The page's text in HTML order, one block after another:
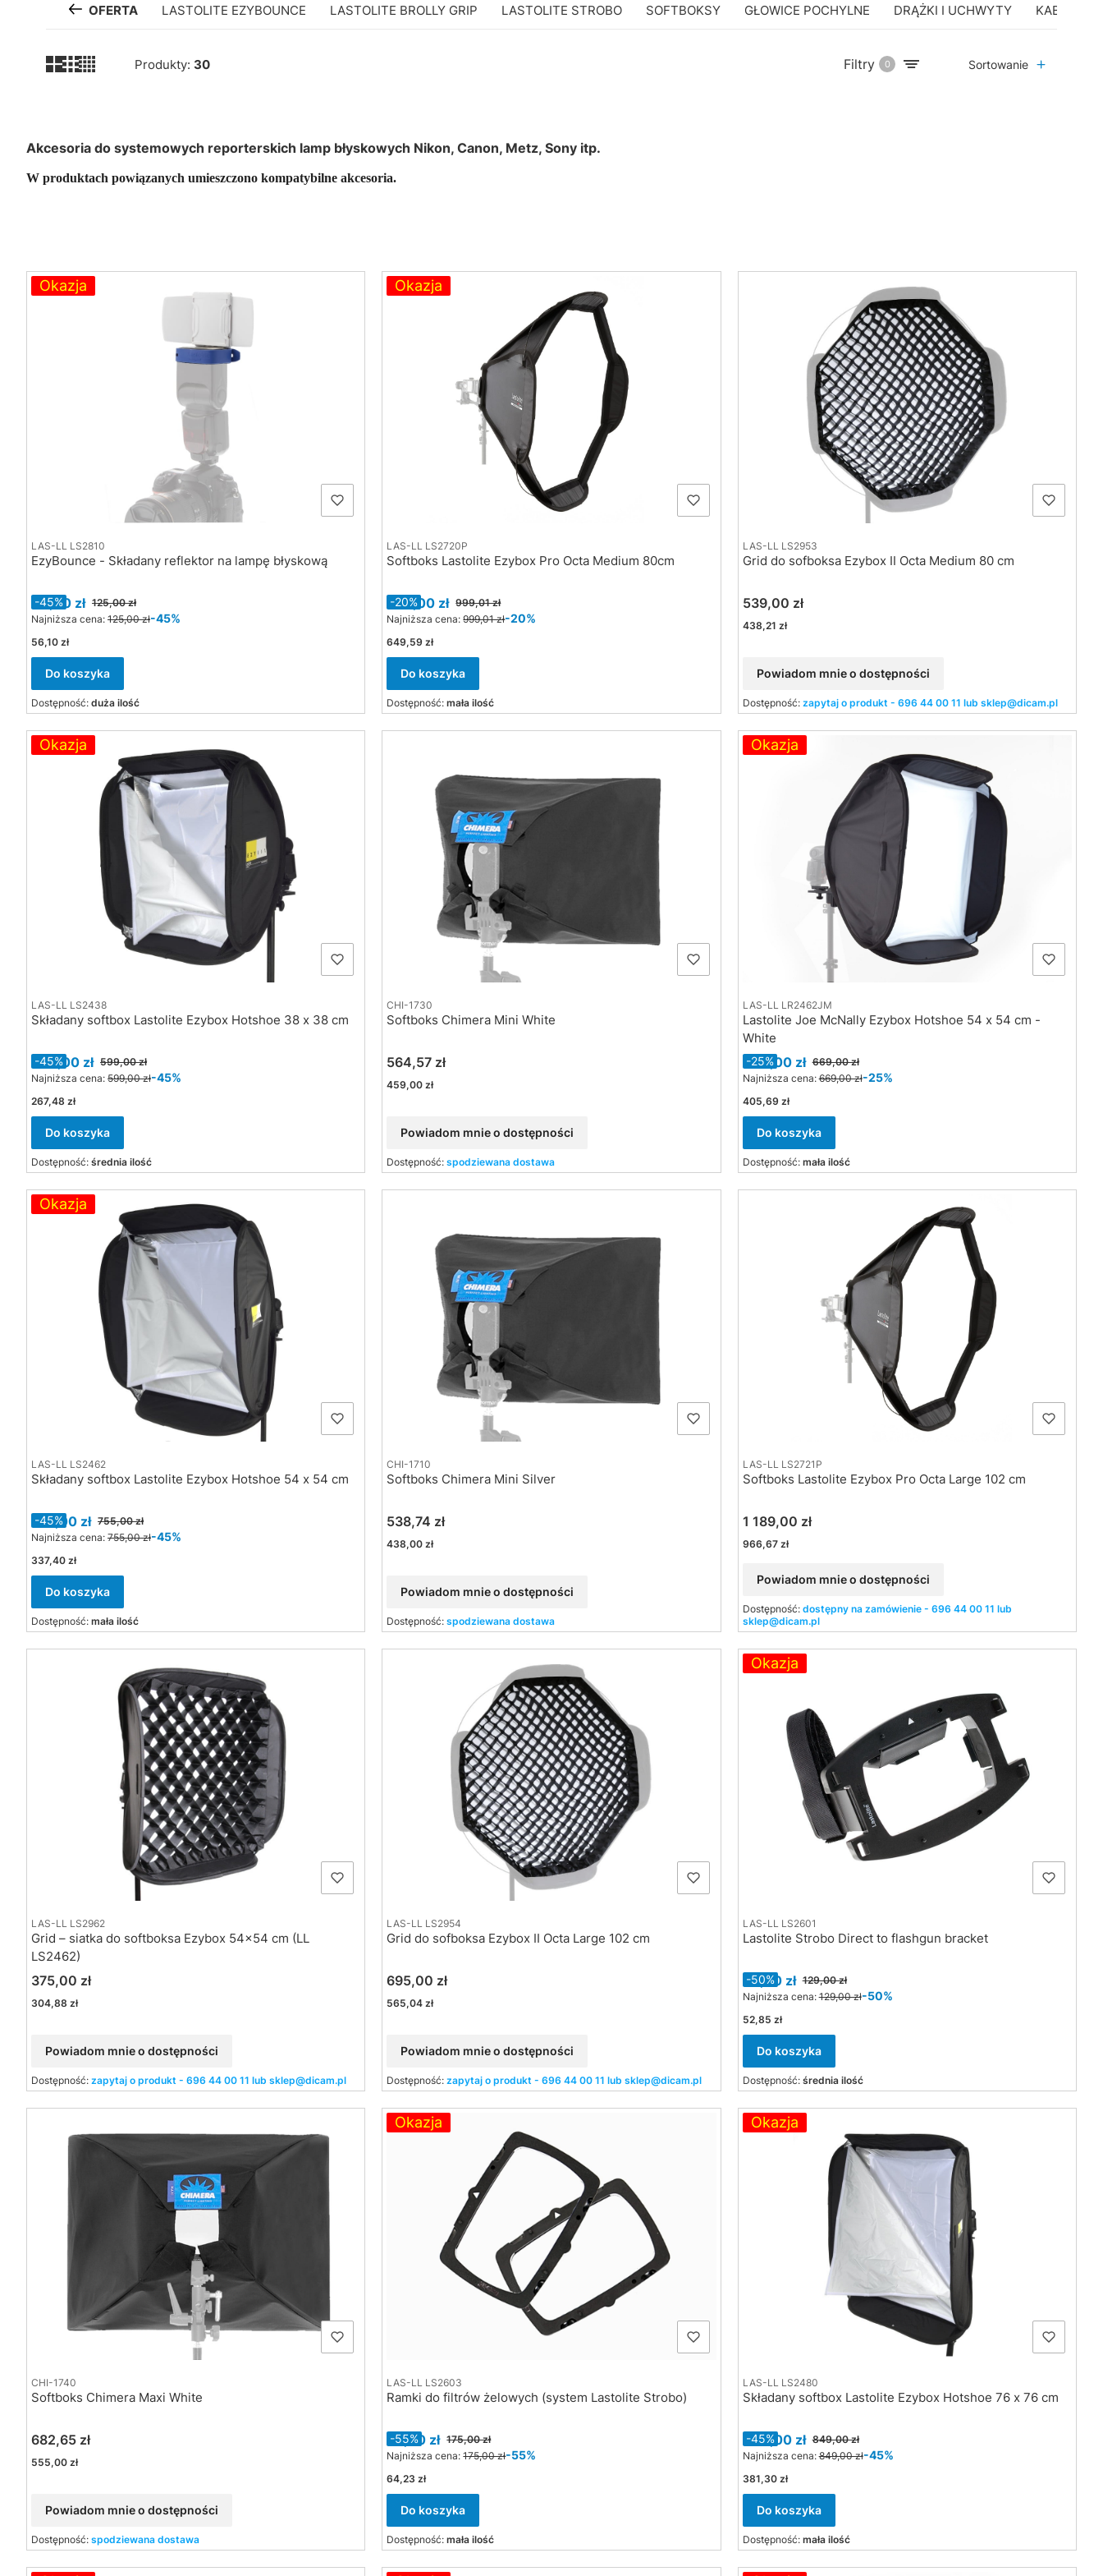
OFERTA LASTOLITE EZYBOUNCE LASTOLITE BROLLY GRIP LASTOLITE STROBO SOFTBOKSY GŁOWICE POCHYLNE DRĄŻKI I UCHWYTY KABLE
Produkty: 30 Filtry 0 Sortowanie
Akcesoria do systemowych reporterskich lamp błyskowych Nikon, Canon, Metz, Sony itp.
W produktach powiązanych umieszczono kompatybilne akcesoria.
Lista produktów
Okazja
LAS-LL LS2810
EzyBounce - Składany reflektor na lampę błyskową
Cena promocyjna
69,00 zł 125,00 zł
-45%
Najniższa cena: 125,00 zł-45%
Cena
56,10 zł
Do koszyka
Dostępność: duża ilość
Okazja
LAS-LL LS2720P
Softboks Lastolite Ezybox Pro Octa Medium 80cm
Cena promocyjna
799,00 zł 999,01 zł
-20%
Najniższa cena: 999,01 zł-20%
Cena
649,59 zł
Do koszyka
Dostępność:mała ilość
LAS-LL LS2953
Grid do sofboksa Ezybox II Octa Medium 80 cm
Cena
539,00 zł
Cena
438,21 zł
Powiadom mnie o dostępności
Dostępność: zapytaj o produkt - 696 44 00 11 lub sklep@dicam.pl
Okazja
LAS-LL LS2438
Składany softbox Lastolite Ezybox Hotshoe 38 x 38 cm
Cena promocyjna
329,00 zł 599,00 zł
-45%
Najniższa cena: 599,00 zł-45%
Cena
267,48 zł
Do koszyka
Dostępność: średnia ilość
CHI-1730
Softboks Chimera Mini White
Cena
564,57 zł
Cena
459,00 zł
Powiadom mnie o dostępności
Dostępność:spodziewana dostawa
Okazja
LAS-LL LR2462JM
Lastolite Joe McNally Ezybox Hotshoe 54 x 54 cm -
White
Cena promocyjna
499,00 zł 669,00 zł
-25%
Najniższa cena: 669,00 zł-25%
Cena
405,69 zł
Do koszyka
Dostępność: mała ilość
Okazja
LAS-LL LS2462
Składany softbox Lastolite Ezybox Hotshoe 54 x 54 cm
Cena promocyjna
415,00 zł 755,00 zł
-45%
Najniższa cena: 755,00 zł-45%
Cena
337,40 zł
Do koszyka
Dostępność: mała ilość
CHI-1710
Softboks Chimera Mini Silver
Cena
538,74 zł
Cena
438,00 zł
Powiadom mnie o dostępności
Dostępność:spodziewana dostawa
LAS-LL LS2721P
Softboks Lastolite Ezybox Pro Octa Large 102 cm
Cena
1 189,00 zł
Cena
966,67 zł
Powiadom mnie o dostępności
Dostępność: dostępny na zamówienie - 696 44 00 11 lub
sklep@dicam.pl
LAS-LL LS2962
Grid – siatka do softboksa Ezybox 54x54 cm (LL
LS2462)
Cena
375,00 zł
Cena
304,88 zł
Powiadom mnie o dostępności
Dostępność: zapytaj o produkt - 696 44 00 11 lub sklep@dicam.pl
LAS-LL LS2954
Grid do sofboksa Ezybox II Octa Large 102 cm
Cena
695,00 zł
Cena
565,04 zł
Powiadom mnie o dostępności
Dostępność:zapytaj o produkt - 696 44 00 11 lub sklep@dicam.pl
Okazja
LAS-LL LS2601
Lastolite Strobo Direct to flashgun bracket
Cena promocyjna
65,00 zł 129,00 zł
-50%
Najniższa cena: 129,00 zł-50%
Cena
52,85 zł
Do koszyka
Dostępność: średnia ilość
CHI-1740
Softboks Chimera Maxi White
Cena
682,65 zł
Cena
555,00 zł
Powiadom mnie o dostępności
Dostępność: spodziewana dostawa
Okazja
LAS-LL LS2603
Ramki do filtrów żelowych (system Lastolite Strobo)
Cena promocyjna
79,00 zł 175,00 zł
-55%
Najniższa cena: 175,00 zł-55%
Cena
64,23 zł
Do koszyka
Dostępność:mała ilość
Okazja
LAS-LL LS2480
Składany softbox Lastolite Ezybox Hotshoe 76 x 76 cm
Cena promocyjna
469,00 zł 849,00 zł
-45%
Najniższa cena: 849,00 zł-45%
Cena
381,30 zł
Do koszyka
Dostępność: mała ilość